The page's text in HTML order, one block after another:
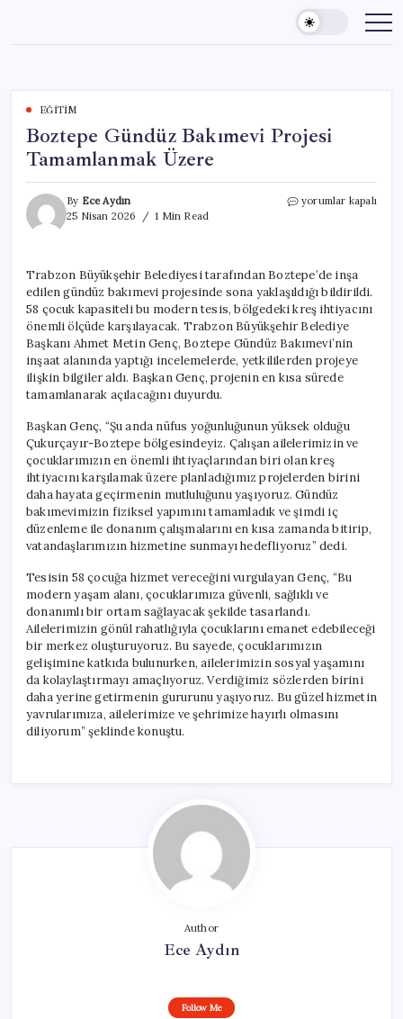
content
EĞITIM
Boztepe Gündüz Bakımevi Projesi
Tamamlanmak Üzere
By Ece Aydın
25 Nisan 2026
1 Min Read
Boztepe
Üzere
için
yorumlar kapalı
Trabzon Büyükşehir Belediyesi tarafından Boztepe’de inşa
edilen gündüz bakımevi projesinde sona yaklaşıldığı bildirildi.
58 çocuk kapasiteli bu modern tesis, bölgedeki kreş ihtiyacını
önemli ölçüde karşılayacak. Trabzon Büyükşehir Belediye
Başkanı Ahmet Metin Genç, Boztepe Gündüz Bakımevi’nin
inşaat alanında yaptığı incelemelerde, yetkililerden projeye
ilişkin bilgiler aldı. Başkan Genç, projenin en kısa sürede
tamamlanarak açılacağını duyurdu.
Başkan Genç, “Şu anda nüfus yoğunluğunun yüksek olduğu
Çukurçayır-Boztepe bölgesindeyiz. Çalışan ailelerimizin ve
çocuklarımızın en önemli ihtiyaçlarından biri olan kreş
ihtiyacını karşılamak üzere planladığımız projelerden birini
daha hayata geçirmenin mutluluğunu yaşıyoruz. Gündüz
bakımevimizin fiziksel yapımını tamamladık ve şimdi iç
düzenleme ile donanım çalışmalarını en kısa zamanda bitirip,
vatandaşlarımızın hizmetine sunmayı hedefliyoruz” dedi.
Tesisin 58 çocuğa hizmet vereceğini vurgulayan Genç, “Bu
modern yaşam alanı, çocuklarımıza güvenli, sağlıklı ve
donanımlı bir ortam sağlayacak şekilde tasarlandı.
Ailelerimizin gönül rahatlığıyla çocuklarını emanet edebileceği
bir merkez oluşturuyoruz. Bu sayede, çocuklarımızın
gelişimine katkıda bulunurken, ailelerimizin sosyal yaşamını
da kolaylaştırmayı amaçlıyoruz. Verdiğimiz sözlerden birini
daha yerine getirmenin gururunu yaşıyoruz. Bu güzel hizmetin
yavrularımıza, ailelerimize ve şehrimize hayırlı olmasını
diliyorum” şeklinde konuştu.
Author
Ece Aydın
Follow Me